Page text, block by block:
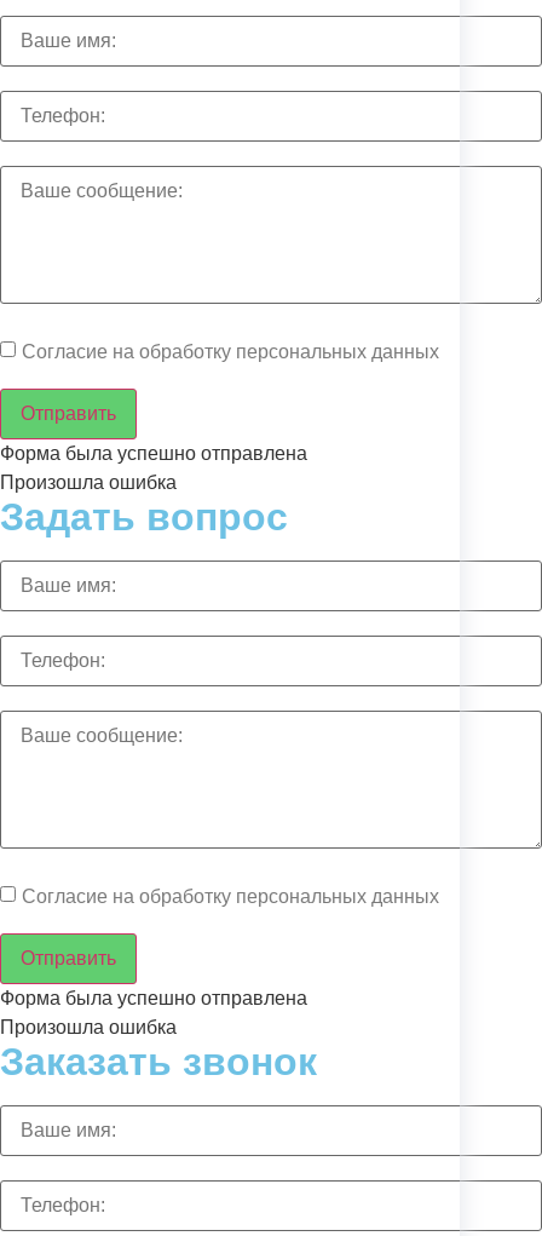
Согласие на обработку персональных данных
Отправить
Форма была успешно отправлена
Произошла ошибка
Задать вопрос
Согласие на обработку персональных данных
Отправить
Форма была успешно отправлена
Произошла ошибка
Заказать звонок